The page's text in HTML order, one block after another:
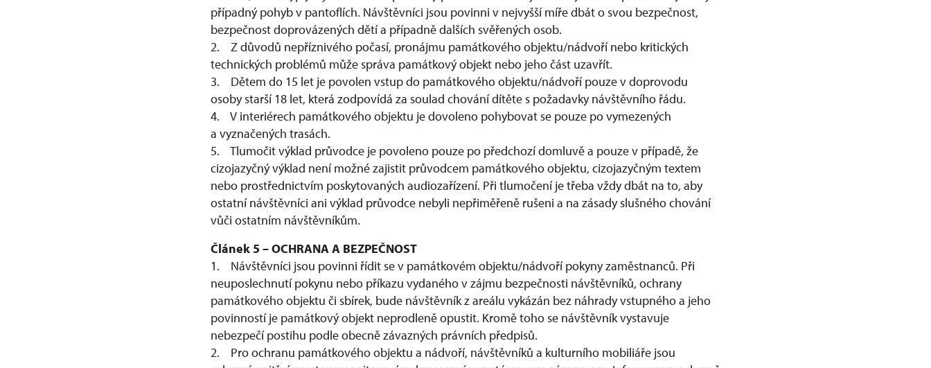
případný pohyb v pantoflích. Návštěvníci jsou povinni v nejvyšší míře dbát o svou bezpečnost,
bezpečnost doprovázených dětí a případně dalších svěřených osob.
2. Z důvodů nepříznivého počasí, pronájmu památkového objektu/nádvoří nebo kritických
technických problémů může správa památkový objekt nebo jeho část uzavřít.
3. Dětem do 15 let je povolen vstup do památkového objektu/nádvoří pouze v doprovodu
osoby starší 18 let, která zodpovídá za soulad chování dítěte s požadavky návštěvního řádu.
4. V interiérech památkového objektu je dovoleno pohybovat se pouze po vymezených
a vyznačených trasách.
5. Tlumočit výklad průvodce je povoleno pouze po předchozí domluvě a pouze v případě, že
cizojazyčný výklad není možné zajistit průvodcem památkového objektu, cizojazyčným textem
nebo prostřednictvím poskytovaných audiozařízení. Při tlumočení je třeba vždy dbát na to, aby
ostatní návštěvníci ani výklad průvodce nebyli nepřiměřeně rušeni a na zásady slušného chování
vůči ostatním návštěvníkům.
Článek 5 – OCHRANA A BEZPEČNOST
1. Návštěvníci jsou povinni řídit se v památkovém objektu/nádvoří pokyny zaměstnanců. Při
neuposlechnutí pokynu nebo příkazu vydaného v zájmu bezpečnosti návštěvníků, ochrany
památkového objektu či sbírek, bude návštěvník z areálu vykázán bez náhrady vstupného a jeho
povinností je památkový objekt neprodleně opustit. Kromě toho se návštěvník vystavuje
nebezpečí postihu podle obecně závazných právních předpisů.
2. Pro ochranu památkového objektu a nádvoří, návštěvníků a kulturního mobiliáře jsou